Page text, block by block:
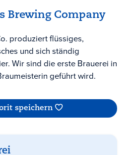
Brewing Company
produziert flüssiges,
und sich ständig
Wir sind die erste Brauerei in
geführt wird.
speichern